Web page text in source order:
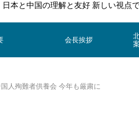
日本と中国の理解と友好 新しい視点
会長挨拶
人殉難者供養会 今年も厳粛に